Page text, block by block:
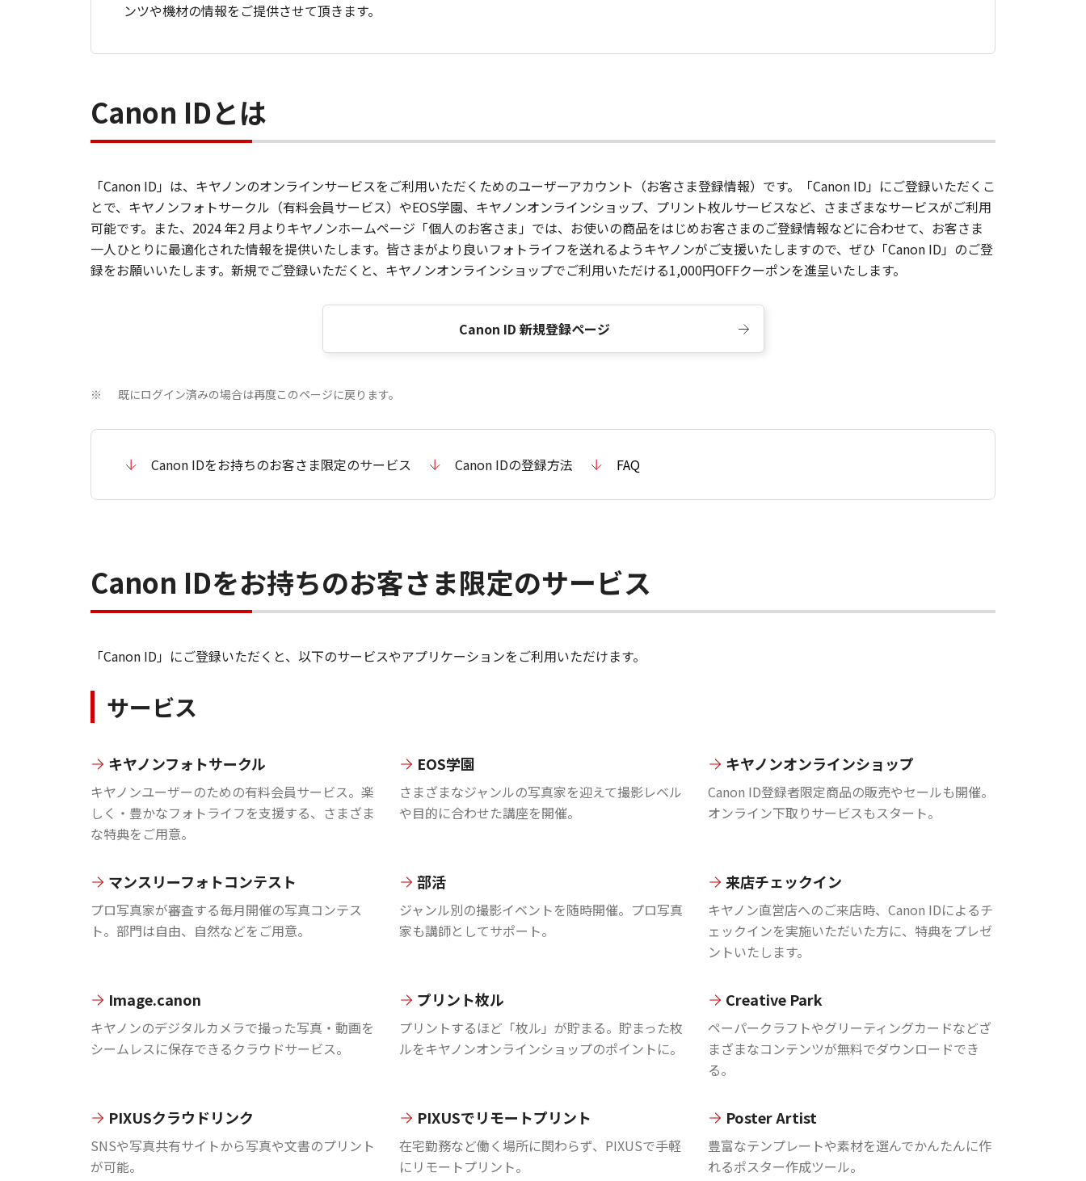
ンツや機材の情報をご提供させて頂きます。
Canon IDとは
「Canon ID」は、キヤノンのオンラインサービスをご利用いただくためのユーザーアカウント（お客さま登録情報）です。「Canon ID」にご登録いただくこ
とで、キヤノンフォトサークル（有料会員サービス）やEOS学園、キヤノンオンラインショップ、プリント枚ルサービスなど、さまざまなサービスがご利用
可能です。また、2024 年2 月よりキヤノンホームページ「個人のお客さま」では、お使いの商品をはじめお客さまのご登録情報などに合わせて、お客さま
一人ひとりに最適化された情報を提供いたします。皆さまがより良いフォトライフを送れるようキヤノンがご支援いたしますので、ぜひ「Canon ID」のご登
録をお願いいたします。新規でご登録いただくと、キヤノンオンラインショップでご利用いただける1,000円OFFクーポンを進呈いたします。
Canon ID 新規登録ページ
※ 既にログイン済みの場合は再度このページに戻ります。
Canon IDをお持ちのお客さま限定のサービス Canon IDの登録方法 FAQ
Canon IDをお持ちのお客さま限定のサービス
「Canon ID」にご登録いただくと、以下のサービスやアプリケーションをご利用いただけます。
サービス
キヤノンフォトサークル
キヤノンユーザーのための有料会員サービス。楽
しく・豊かなフォトライフを支援する、さまざま
な特典をご用意。
EOS学園
さまざまなジャンルの写真家を迎えて撮影レベル
や目的に合わせた講座を開催。
キヤノンオンラインショップ
Canon ID登録者限定商品の販売やセールも開催。
オンライン下取りサービスもスタート。
マンスリーフォトコンテスト
プロ写真家が審査する毎月開催の写真コンテス
ト。部門は自由、自然などをご用意。
部活
ジャンル別の撮影イベントを随時開催。プロ写真
家も講師としてサポート。
来店チェックイン
キヤノン直営店へのご来店時、Canon IDによるチ
ェックインを実施いただいた方に、特典をプレゼ
ントいたします。
Image.canon
キヤノンのデジタルカメラで撮った写真・動画を
シームレスに保存できるクラウドサービス。
プリント枚ル
プリントするほど「枚ル」が貯まる。貯まった枚
ルをキヤノンオンラインショップのポイントに。
Creative Park
ペーパークラフトやグリーティングカードなどざ
まざまなコンテンツが無料でダウンロードでき
る。
PIXUSクラウドリンク
SNSや写真共有サイトから写真や文書のプリント
が可能。
PIXUSでリモートプリント
在宅勤務など働く場所に関わらず、PIXUSで手軽
にリモートプリント。
Poster Artist
豊富なテンプレートや素材を選んでかんたんに作
れるポスター作成ツール。